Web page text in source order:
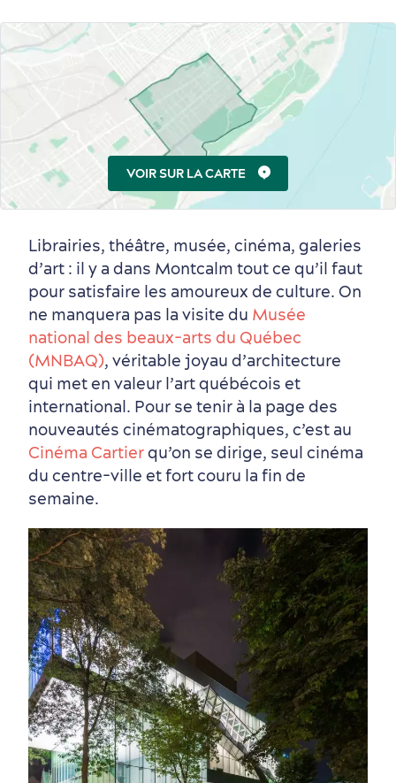
Vieux-Québec
Quartiers centraux
Incontournables
Quoi faire en août
7 expériences gourmandes
Produits locaux
Où dormir?
Vieux-Québec
Forfaits et rabais
Itinéraires
VOIR SUR LA CARTE
Librairies, théâtre, musée, cinéma, galeries
d’art : il y a dans Montcalm tout ce qu’il faut
pour satisfaire les amoureux de culture. On
ne manquera pas la visite du Musée
national des beaux-arts du Québec
(MNBAQ), véritable joyau d’architecture
qui met en valeur l’art québécois et
international. Pour se tenir à la page des
nouveautés cinématographiques, c’est au
Cinéma Cartierqu’on se dirige, seul cinéma
du centre-ville et fort couru la fin de
semaine.